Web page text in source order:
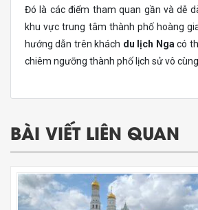
Đó là các điểm tham quan gần và dễ
khu vực trung tâm thành phố hoàng
hướng dẫn trên khách du lịch Ngacó
chiêm ngưỡng thành phố lịch sử vô
BÀI VIẾT LIÊN QUAN